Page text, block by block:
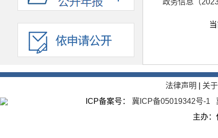
政务信息（
法律声明
关
ICP备案号：
冀ICP备05019342号-1
主办